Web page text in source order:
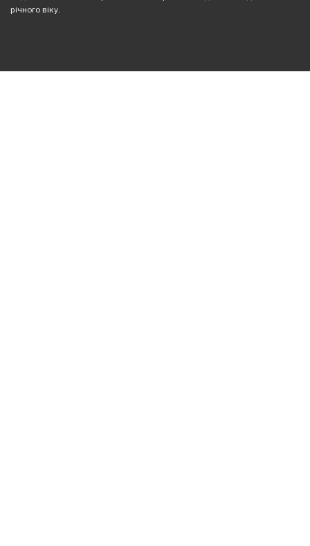
річного віку.